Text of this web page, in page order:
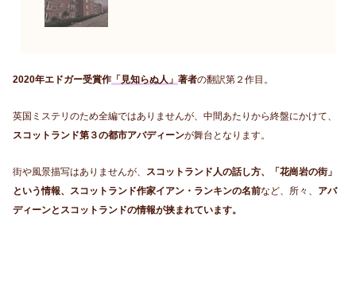
2020年エドガー受賞作 「見知らぬ人」 著者の翻訳第２作目。
英国ミステリのため全編ではありませんが、中間あたりから終盤にかけて、
スコットランド第３の都市アバディーンが舞台となります。
街や風景描写はありませんが、
スコットランド人の話し方、「花崗岩の街」
という情報、スコットランド作家イアン・ランキンの名前など、所々、 アバ
ディーンとスコットランドの情報が挟まれています。